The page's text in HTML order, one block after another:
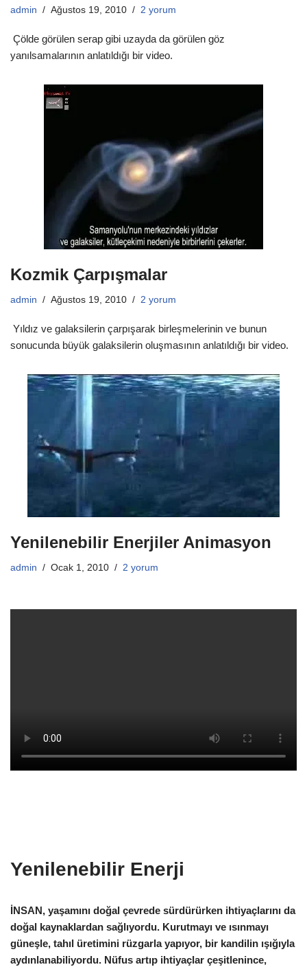
admin Ağustos 19, 2010 2 yorum
Çölde görülen serap gibi uzayda da görülen göz
yanılsamalarının anlatıldığı bir video.
Kozmik Çarpışmalar
admin Ağustos 19, 2010 2 yorum
Yıldız ve galaksilerin çarpışarak birleşmelerinin ve bunun
sonucunda büyük galaksilerin oluşmasının anlatıldığı bir video.
Yenilenebilir Enerjiler Animasyon
admin Ocak 1, 2010 2 yorum
Yenilenebilir Enerji
İNSAN, yaşamını doğal çevrede sürdürürken ihtiyaçlarını da
doğal kaynaklardan sağlıyordu. Kurutmayı ve ısınmayı
güneşle, tahıl üretimini rüzgarla yapıyor, bir kandilin ışığıyla
aydınlanabiliyordu. Nüfus artıp ihtiyaçlar çeşitlenince,